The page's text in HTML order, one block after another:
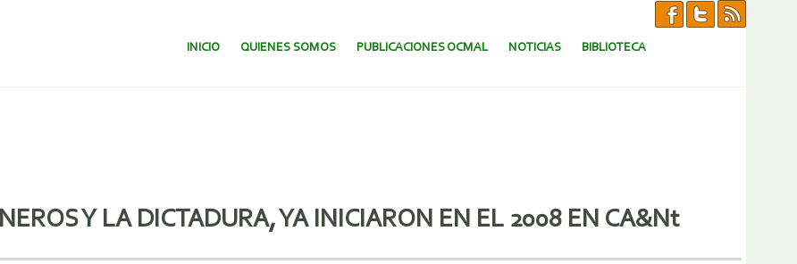
SALTAR AL CONTENIDO.
INICIO QUIENES SOMOS PUBLICACIONES OCMAL NOTICIAS BIBLIOTECA
Y LA DICTADURA, YA INICIARON EN EL 2008 EN CA&Nt